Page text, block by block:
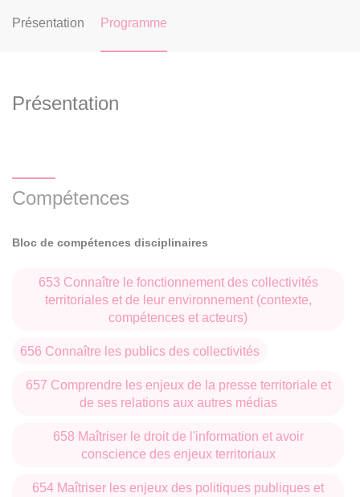
Présentation Programme
Présentation
Compétences
Bloc de compétences disciplinaires
653 Connaître le fonctionnement des collectivités
territoriales et de leur environnement (contexte,
compétences et acteurs)
656 Connaître les publics des collectivités
657 Comprendre les enjeux de la presse territoriale et
de ses relations aux autres médias
658 Maîtriser le droit de l'information et avoir
conscience des enjeux territoriaux
654 Maîtriser les enjeux des politiques publiques et